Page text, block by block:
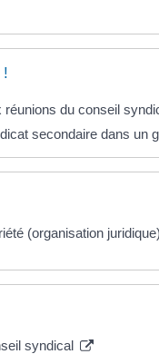
!
du conseil
secondaire dans un
(organisation juridique)
syndical